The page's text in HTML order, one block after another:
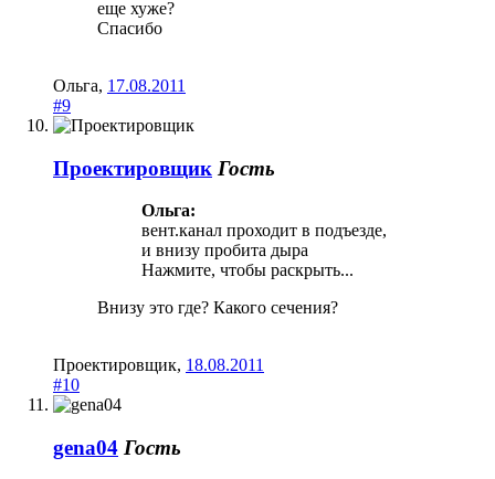
еще хуже?
Спасибо
Ольга, 17.08.2011
#9
Проектировщик Гость
Ольга:
вент.канал проходит в подъезде,
и внизу пробита дыра
Нажмите, чтобы раскрыть...
Внизу это где? Какого сечения?
Проектировщик, 18.08.2011
#10
gena04 Гость